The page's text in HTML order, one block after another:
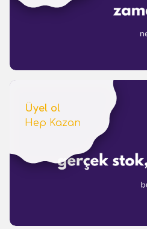
Üyel ol
Hep Kazan